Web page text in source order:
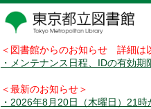
＜図書館からのお知らせ 詳細は
・メンテナンス日程、IDの有効
＜最新のお知らせ＞
・2026年8月20日（木曜日）21